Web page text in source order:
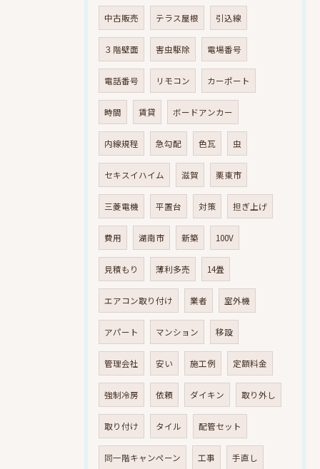
中古販売 テラス屋根 引込線
３階壁面 害虫駆除 電場番号
電話番号 リモコン カーポート
時間 賃貸 ボードアンカー
内線規程 急勾配 色瓦 虫
セキスイハイム 滋賀 栗東市
三菱電機 平置台 対策 担ぎ上げ
費用 湖南市 新築 100V
見積もり 薄利多売 14畳
エアコン取り付け 業者 室外機
アパート マンション 移設
管理会社 安い 施工例 定額料金
強制冷房 依頼 ダイキン 取り外し
取り付け タイル 配管セット
同一階キャンペーン 工事 手直し